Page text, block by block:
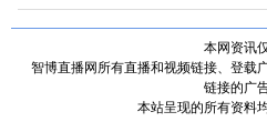
本网资讯
智博直播网所有直播和视频链接、登载
链接的广
本站呈现的所有资料